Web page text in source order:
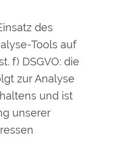
des
Tools auf
f) DSGVO: die
zur Analyse
und ist
unserer